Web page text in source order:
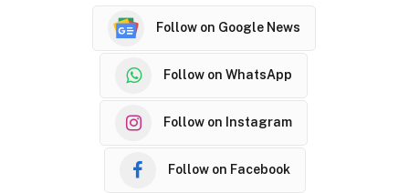
Follow on Google News
Follow on WhatsApp
Follow on Instagram
Follow on Facebook